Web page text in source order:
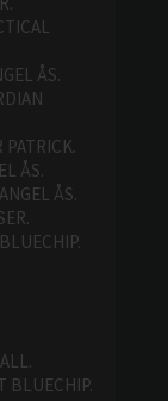
ÅS.
ÅS.
ÅS.
BLUECHIP.